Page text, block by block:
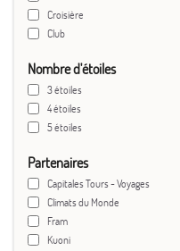
Croisière
Club
Nombre d'étoiles
3 étoiles
4 étoiles
5 étoiles
Partenaires
Capitales Tours - Voyages
Climats du Monde
Fram
Kuoni